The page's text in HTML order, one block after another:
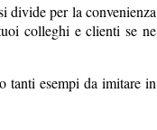
divide per la convenienza
colleghi e clienti se ne
tanti esempi da imitare in